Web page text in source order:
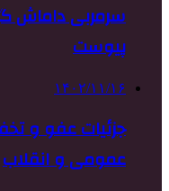
سرمربی داماش
پیوست
۱۴۰۲/۱۱/۱۶
عمومی و انقلاب